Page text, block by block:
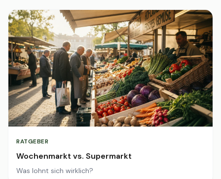
RATGEBER
Wochenmarkt vs. Supermarkt
Was lohnt sich wirklich?